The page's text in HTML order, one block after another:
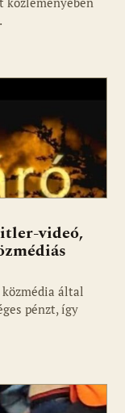
videó,
által
pénzt, így